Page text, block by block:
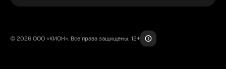
© 2026 ООО «КИОН». Все права защищены. 12+